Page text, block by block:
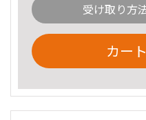
受け取り方
カー